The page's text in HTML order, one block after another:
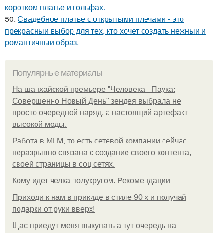
коротком платье и гольфах.
50. Свадебное платье с открытыми плечами - это
прекрасныи выбор для тех, кто хочет создать нежныи и
романтичныи образ.
Популярные материалы
На шанхайской премьере "Человека - Паука:
Совершенно Новый День" зендея выбрала не
просто очередной наряд, а настоящий артефакт
высокой моды.
Работа в MLM, то есть сетевой компании сейчас
неразрывно связана с создание своего контента,
своей страницы в соц сетях.
Кому идет челка полукругом. Рекомендации
Приходи к нам в прикиде в стиле 90 х и получай
подарки от руки вверх!
Щас приедут меня выкупать а тут очередь на